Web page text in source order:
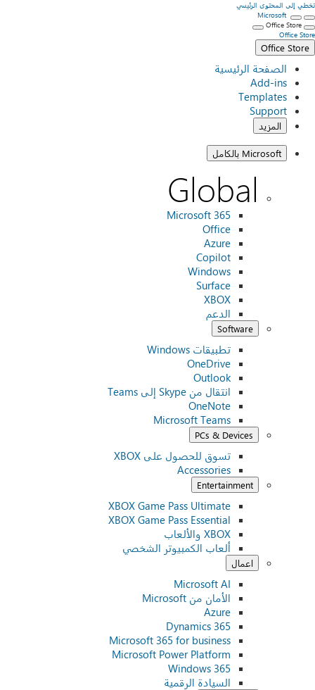
تخطي إلى المحتوى الرئيسي
Microsoft
Office Store
Office Store
Office Store
الصفحة الرئيسية
Add-ins
Templates
Support
المزيد
Microsoft بالكامل
Global
Microsoft 365
Office
Azure
Copilot
Windows
Surface
XBOX
الدعم
Software
تطبيقات Windows
OneDrive
Outlook
انتقال من Skype إلى Teams
OneNote
Microsoft Teams
PCs & Devices
تسوق للحصول على XBOX
Accessories
Entertainment
XBOX Game Pass Ultimate
XBOX Game Pass Essential
XBOX والألعاب
ألعاب الكمبيوتر الشخصي
اعمال
Microsoft AI
الأمان من Microsoft
Azure
Dynamics 365
Microsoft 365 for business
Microsoft Power Platform
Windows 365
السيادة الرقمية